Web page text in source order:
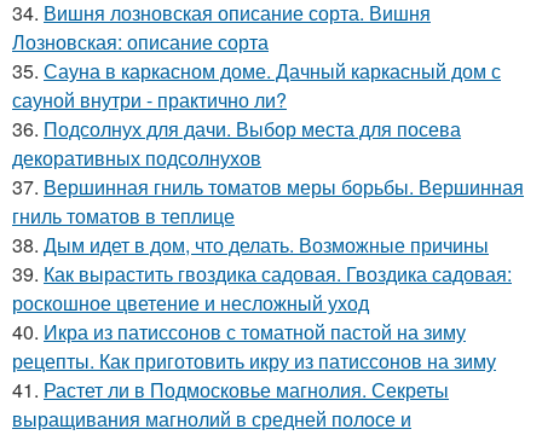
34. Вишня лозновская описание сорта. Вишня
Лозновская: описание сорта
35. Сауна в каркасном доме. Дачный каркасный дом с
сауной внутри - практично ли?
36. Подсолнух для дачи. Выбор места для посева
декоративных подсолнухов
37. Вершинная гниль томатов меры борьбы. Вершинная
гниль томатов в теплице
38. Дым идет в дом, что делать. Возможные причины
39. Как вырастить гвоздика садовая. Гвоздика садовая:
роскошное цветение и несложный уход
40. Икра из патиссонов с томатной пастой на зиму
рецепты. Как приготовить икру из патиссонов на зиму
41. Растет ли в Подмосковье магнолия. Секреты
выращивания магнолий в средней полосе и